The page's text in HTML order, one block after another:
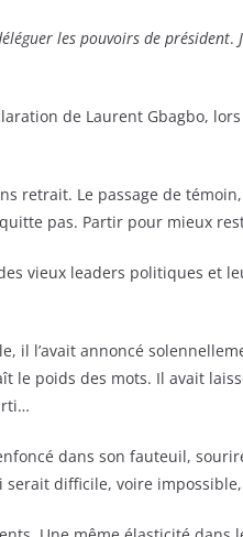
les pouvoirs de président.
de Laurent Gbagbo,
retrait. Le passage de
pas. Partir pour mieux
vieux leaders politiques et
il l’avait annoncé
le poids des mots. Il avait
dans son fauteuil,
serait difficile, voire